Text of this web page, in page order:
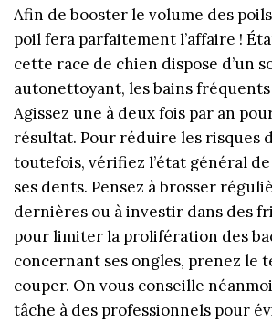
Afin de booster le volume des
poil fera parfaitement l’affaire !
cette race de chien dispose d’un
autonettoyant, les bains
Agissez une à deux fois par an
résultat. Pour réduire les risques
toutefois, vérifiez l’état général
ses dents. Pensez à brosser
dernières ou à investir dans des
pour limiter la prolifération des
concernant ses ongles, prenez le
couper. On vous conseille
tâche à des professionnels pour